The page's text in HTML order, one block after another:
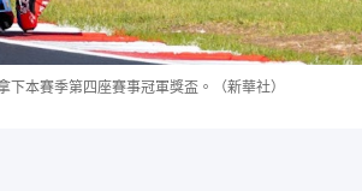
下本賽季第四座賽事冠軍獎盃。（新華社）